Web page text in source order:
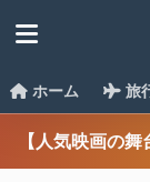
ホーム 旅
【人気映画の